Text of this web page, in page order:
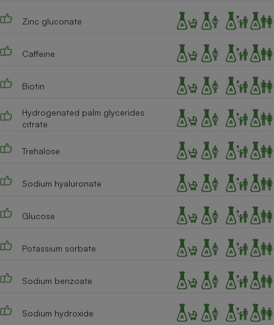
Zinc gluconate
Caffeine
Biotin
Hydrogenated palm glycerides
citrate
Trehalose
Sodium hyaluronate
Glucose
Potassium sorbate
Sodium benzoate
Sodium hydroxide